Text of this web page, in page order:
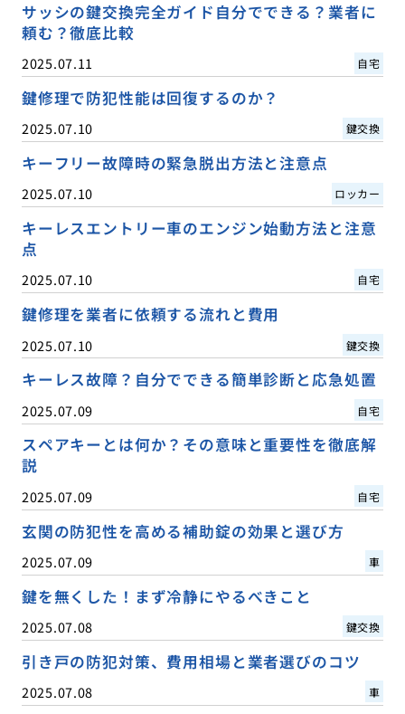
サッシの鍵交換完全ガイド自分でできる？業者に
頼む？徹底比較
2025.07.11 自宅
鍵修理で防犯性能は回復するのか？
2025.07.10 鍵交換
キーフリー故障時の緊急脱出方法と注意点
2025.07.10 ロッカー
キーレスエントリー車のエンジン始動方法と注意
点
2025.07.10 自宅
鍵修理を業者に依頼する流れと費用
2025.07.10 鍵交換
キーレス故障？自分でできる簡単診断と応急処置
2025.07.09 自宅
スペアキーとは何か？その意味と重要性を徹底解
説
2025.07.09 自宅
玄関の防犯性を高める補助錠の効果と選び方
2025.07.09 車
鍵を無くした！まず冷静にやるべきこと
2025.07.08 鍵交換
引き戸の防犯対策、費用相場と業者選びのコツ
2025.07.08 車